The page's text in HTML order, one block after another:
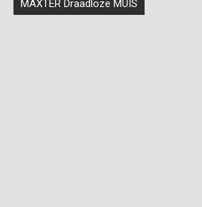
MAXTER Draadloze MUIS